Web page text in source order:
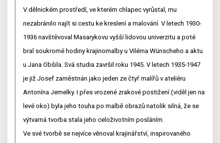
V dělnickém prostředí, ve kterém chlapec vyrůstal, mu
nezabránilo najít si cestu ke kreslení a malování. V letech 1930-
1936 navštěvoval Masarykovu vyšší lidovou univerzitu a poté
bral soukromé hodiny krajinomalby u Viléma Wünscheho a aktu
u Jana Obšila. Svá studia završil roku 1945. V letech 1935-1947
je již Josef zaměstnán jako jeden ze čtyř malířů v ateliéru
Antonína Jemelky. I přes vrozené zrakové postižení (viděl jen na
levé oko) byla jeho touha po malbě obrazů natolik silná, že se
výtvarná tvorba stala jeho celoživotním posláním.
Ve své tvorbě se nejvíce věnoval krajinářství, inspirovaného